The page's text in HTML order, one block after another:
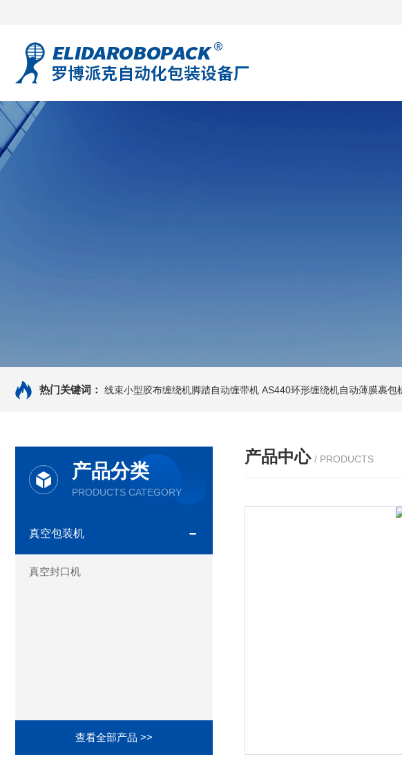
热门关键词： 线束小型胶布缠绕机脚踏自动缠带机 AS440环形缠绕机自动薄膜裹包
产品分类
PRODUCTS CATEGORY
真空包装机
真空封口机
查看全部产品 >>
产品中心 / PRODUCTS